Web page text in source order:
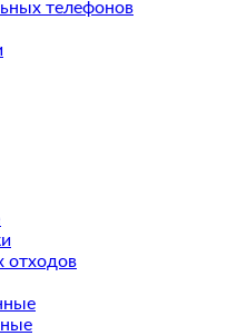
телефонов
отходов